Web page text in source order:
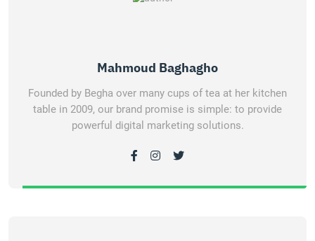
Mahmoud Baghagho
Founded by Begha over many cups of tea at her kitchen
table in 2009, our brand promise is simple: to provide
powerful digital marketing solutions.